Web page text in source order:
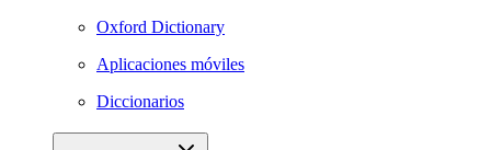
Oxford Dictionary
Aplicaciones móviles
Diccionarios